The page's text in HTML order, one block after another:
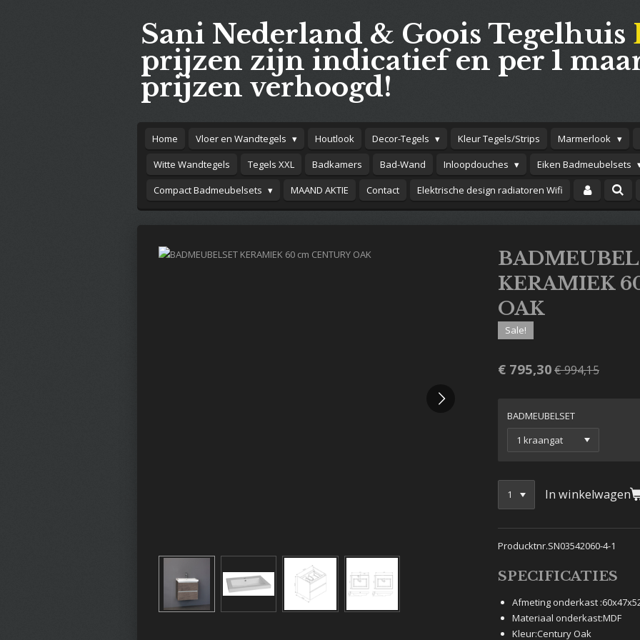
Sani Nederland & Goois Tegelhuis
prijzen zijn indicatief en per 1
prijzen verhoogd!
Home Vloer en Wandtegels Houtlook Decor-Tegels Kleur Tegels/Strips Marmerlook
Witte Wandtegels
Tegels XXL Badkamers Bad-Wand Inloopdouches
Eiken Badmeubelsets
Compact Badmeubelsets
MAAND AKTIE Contact Elektrische design radiatoren Wifi
KERAMIEK
OAK
Sale!
€ 795,30€ 994,15
BADMEUBELSET
In winkelwagen
Producktnr.SN03542060-4-1
SPECIFICATIES
Afmeting onderkast :
Materiaal onderkast:MDF
Kleur:Century Oak